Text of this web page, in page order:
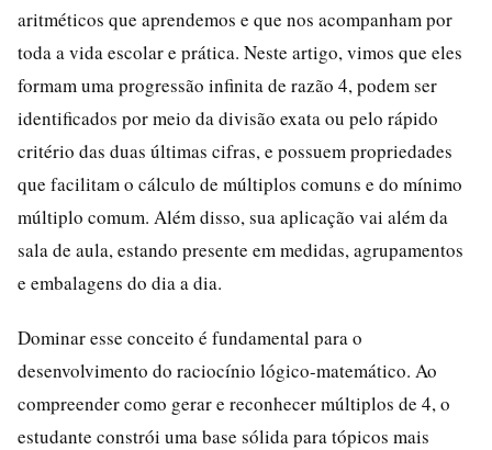
aritméticos que aprendemos e que nos acompanham por
toda a vida escolar e prática. Neste artigo, vimos que eles
formam uma progressão infinita de razão 4, podem ser
identificados por meio da divisão exata ou pelo rápido
critério das duas últimas cifras, e possuem propriedades
que facilitam o cálculo de múltiplos comuns e do mínimo
múltiplo comum. Além disso, sua aplicação vai além da
sala de aula, estando presente em medidas, agrupamentos
e embalagens do dia a dia.
Dominar esse conceito é fundamental para o
desenvolvimento do raciocínio lógico-matemático. Ao
compreender como gerar e reconhecer múltiplos de 4, o
estudante constrói uma base sólida para tópicos mais